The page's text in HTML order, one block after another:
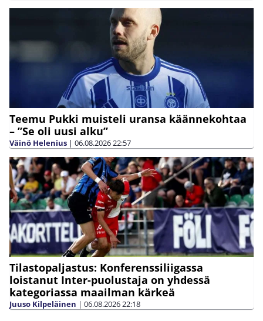
Teemu Pukki muisteli uransa käännekohtaa
– ”Se oli uusi alku”
Väinö Helenius | 06.08.202622:57
Tilastopaljastus: Konferenssiliigassa
loistanut Inter-puolustaja on yhdessä
kategoriassa maailman kärkeä
Juuso Kilpeläinen | 06.08.202622:18